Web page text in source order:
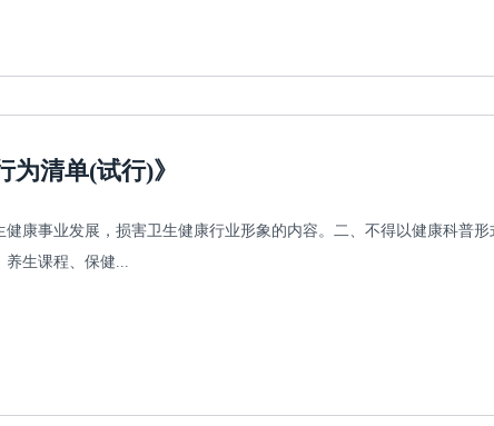
为清单(试行)》
康事业发展，损害卫生健康行业形象的内容。二、不得以健康科普
养生课程、保健...